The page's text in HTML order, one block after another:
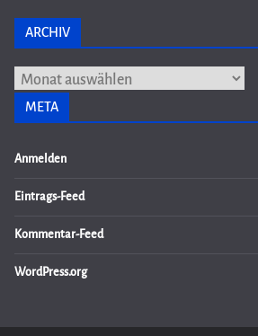
ARCHIV
Archiv
META
Anmelden
Eintrags-Feed
Kommentar-Feed
WordPress.org